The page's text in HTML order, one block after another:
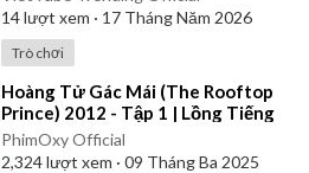
14lượt xem · 17 Tháng Năm 2026
Trò chơi
⁣Hoàng Tử Gác Mái (The Rooftop
Prince) 2012 - Tập 1 | Lồng Tiếng
PhimOxy Official
2,324lượt xem · 09 Tháng Ba 2025